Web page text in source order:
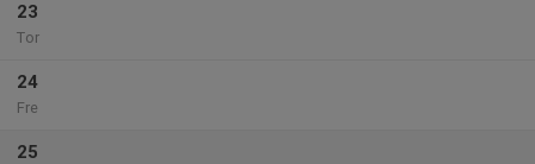
23
Tor
24
Fre
25